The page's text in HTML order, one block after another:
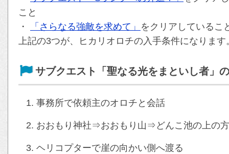
こと
・
「さらなる強敵を求めて」 をクリアしているこ
上記の3つが、ヒカリオロチの入手条件になります
サブクエスト「聖なる光をまといし者」
事務所で依頼主のオロチと会話
おおもり神社⇒おおもり山⇒どんこ池の上の
ヘリコプターで崖の向かい側へ渡る